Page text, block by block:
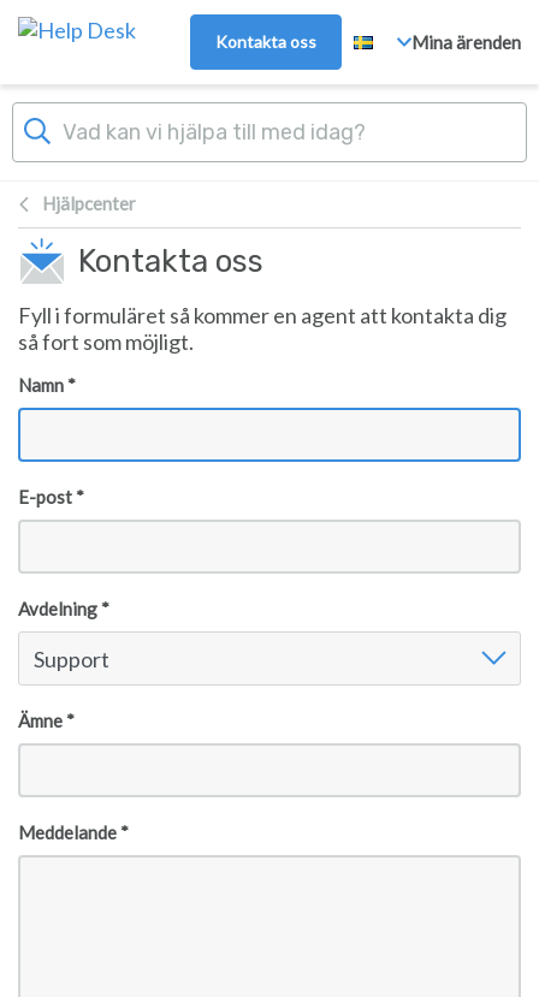
Gå till huvudinnehåll
Kontakta oss Mina ärenden
Hjälpcenter
Kontakta oss
Fyll i formuläret så kommer en agent att kontakta dig
så fort som möjligt.
Namn *
E-post *
Avdelning *
Support
Ämne *
Meddelande *